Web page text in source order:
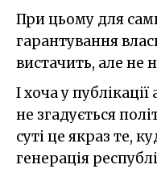
При цьому для
гарантування
вистачить, але не
І хоча у
не згадується
суті це якраз те,
генерація